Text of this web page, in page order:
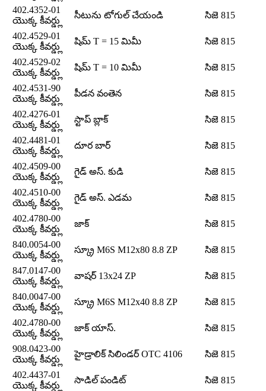
402.4352-01
యొక్క కీవర్డ్లు
సీటును టోగుల్ చేయండి సిజె 815
402.4529-01
యొక్క కీవర్డ్లు
షిమ్ T = 15 మిమీ సిజె 815
402.4529-02
యొక్క కీవర్డ్లు
షిమ్ T = 10 మిమీ సిజె 815
402.4531-90
యొక్క కీవర్డ్లు
పీడన వంతెన సిజె 815
402.4276-01
యొక్క కీవర్డ్లు
స్టాప్ బ్లాక్ సిజె 815
402.4481-01
యొక్క కీవర్డ్లు
దూర బార్ సిజె 815
402.4509-00
యొక్క కీవర్డ్లు
గైడ్ అస్. కుడి సిజె 815
402.4510-00
యొక్క కీవర్డ్లు
గైడ్ అస్. ఎడమ సిజె 815
402.4780-00
యొక్క కీవర్డ్లు
జాక్ సిజె 815
840.0054-00
యొక్క కీవర్డ్లు
స్క్రూ M6S M12x80 8.8 ZP సిజె 815
847.0147-00
యొక్క కీవర్డ్లు
వాషర్ 13x24 ZP సిజె 815
840.0047-00
యొక్క కీవర్డ్లు
స్క్రూ M6S M12x40 8.8 ZP సిజె 815
402.4780-00
యొక్క కీవర్డ్లు
జాక్ యాస్. సిజె 815
908.0423-00
యొక్క కీవర్డ్లు
హైడ్రాలిక్ సిలిండర్ OTC 4106 సిజె 815
402.4437-01
యొక్క కీవర్డ్లు
సాడిల్ పండిట్ సిజె 815